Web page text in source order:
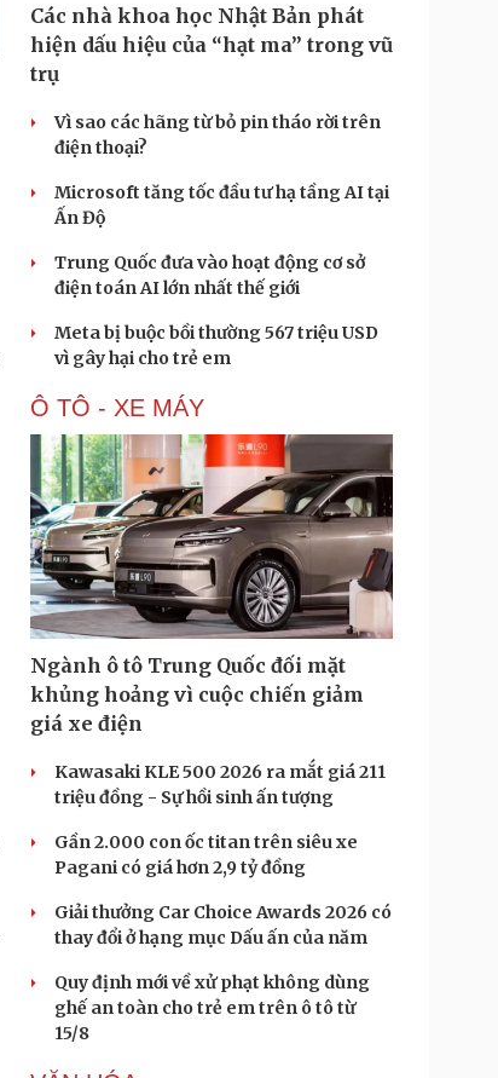
Các nhà khoa học Nhật Bản phát
hiện dấu hiệu của “hạt ma” trong vũ
trụ
Vì sao các hãng từ bỏ pin tháo rời trên
điện thoại?
Microsoft tăng tốc đầu tư hạ tầng AI tại
Ấn Độ
Trung Quốc đưa vào hoạt động cơ sở
điện toán AI lớn nhất thế giới
Meta bị buộc bồi thường 567 triệu USD
vì gây hại cho trẻ em
Ô TÔ - XE MÁY
Ngành ô tô Trung Quốc đối mặt
khủng hoảng vì cuộc chiến giảm
giá xe điện
Kawasaki KLE 500 2026 ra mắt giá 211
triệu đồng - Sự hồi sinh ấn tượng
Gần 2.000 con ốc titan trên siêu xe
Pagani có giá hơn 2,9 tỷ đồng
Giải thưởng Car Choice Awards 2026 có
thay đổi ở hạng mục Dấu ấn của năm
Quy định mới về xử phạt không dùng
ghế an toàn cho trẻ em trên ô tô từ
15/8